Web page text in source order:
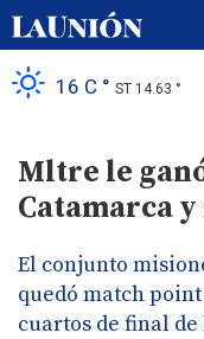
16 C ° ST 14.63 °
Mltre le
Catamarca
El conjunto
quedó match
cuartos de final